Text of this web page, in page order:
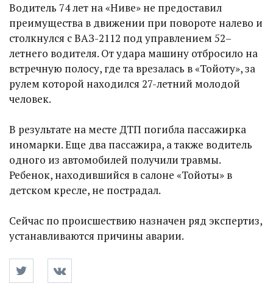
Водитель 74 лет на «Ниве» не предоставил
преимущества в движении при повороте налево и
столкнулся с ВАЗ-2112 под управлением 52–
летнего водителя. От удара машину отбросило на
встречную полосу, где та врезалась в «Тойоту», за
рулем которой находился 27-летний молодой
человек.
В результате на месте ДТП погибла пассажирка
иномарки. Еще два пассажира, а также водитель
одного из автомобилей получили травмы.
Ребенок, находившийся в салоне «Тойоты» в
детском кресле, не пострадал.
Сейчас по происшествию назначен ряд экспертиз,
устанавливаются причины аварии.